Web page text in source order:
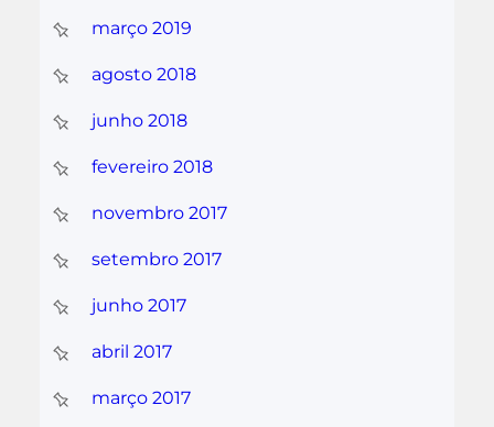
março 2019
agosto 2018
junho 2018
fevereiro 2018
novembro 2017
setembro 2017
junho 2017
abril 2017
março 2017